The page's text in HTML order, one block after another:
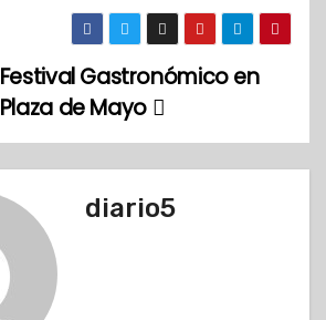
Festival Gastronómico en
Plaza de Mayo
diario5